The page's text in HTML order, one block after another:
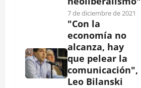
7 de diciembre de 2021
"Con la
economía no
alcanza, hay
que pelear la
comunicación",
Leo Bilanski